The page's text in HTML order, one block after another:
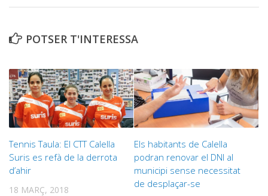
POTSER T'INTERESSA
Tennis Taula: El CTT Calella
Suris es refà de la derrota
d’ahir
18 MARÇ, 2018
Els habitants de Calella
podran renovar el DNI al
municipi sense necessitat
de desplaçar-se